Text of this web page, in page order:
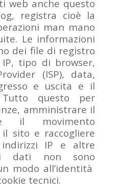
web anche questo
registra cioè la
man mano
Le informazioni
dei file di registro
tipo di browser,
(ISP), data,
e uscita e il
questo per
amministrare il
il movimento
sito e raccogliere
IP e altre
dati non sono
modo all’identità
tecnici.